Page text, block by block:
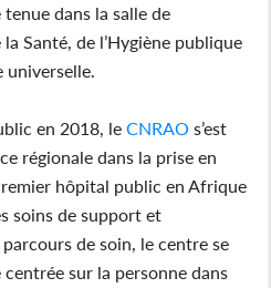
dans la salle de
Santé, de l’Hygiène publique
universelle.
en 2018, leCNRAO s’est
régionale dans la prise en
hôpital public en Afrique
soins de support et
de soin, le centre se
sur la personne dans